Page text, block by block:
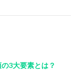
3大要素とは？